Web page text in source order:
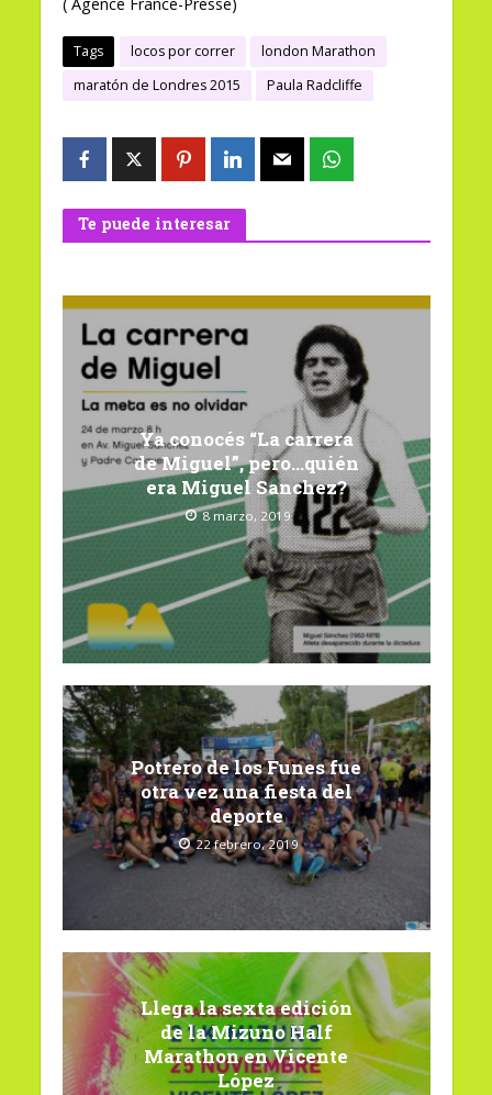
Tags locos por correr
london Marathon
maratón de Londres 2015
Paula Radcliffe
Te puede interesar
Ya conocés “La carrera
de Miguel”, pero…quién
era Miguel Sanchez?
8 marzo, 2019
Potrero de los Funes fue
otra vez una fiesta del
deporte
22 febrero, 2019
Llega la sexta edición
de la Mizuno Half
Marathon en Vicente
López